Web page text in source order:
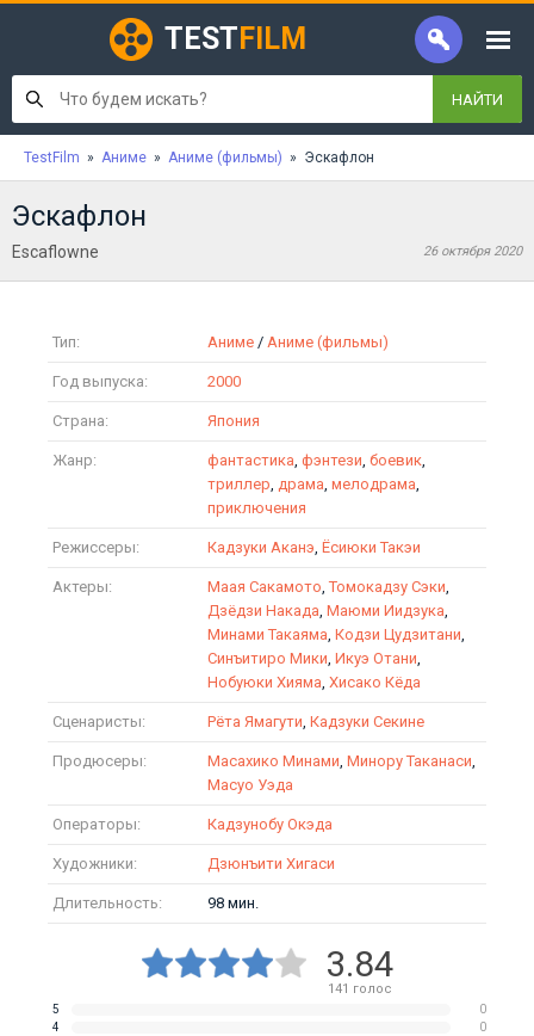
TEST FILM
НАЙТИ
TestFilm » Аниме » Аниме (фильмы) » Эскафлон
Эскафлон
Escaflowne 26 октября 2020
Тип: Аниме / Аниме (фильмы)
Год выпуска: 2000
Страна: Япония
Жанр: фантастика, фэнтези, боевик,
триллер, драма, мелодрама,
приключения
Режиссеры: Кадзуки Аканэ, Ёсиюки Такэи
Актеры: Маая Сакамото,Томокадзу Сэки,
Дзёдзи Накада, Маюми Иидзука,
Минами Такаяма, Кодзи Цудзитани,
Синъитиро Мики, Икуэ Отани,
Нобуюки Хияма, Хисако Кёда
Сценаристы: Рёта Ямагути, Кадзуки Секине
Продюсеры: Масахико Минами, Минору Таканаси,
Масуо Уэда
Операторы: Кадзунобу Окэда
Художники: Дзюнъити Хигаси
Длительность: 98 мин.
3.84
141 голос
5
0
4
0